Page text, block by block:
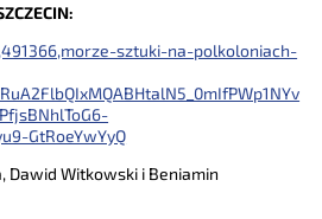
sztuki-na-polkoloniach-
GtRoeYwYyQ
Dawid Witkowski i Beniamin